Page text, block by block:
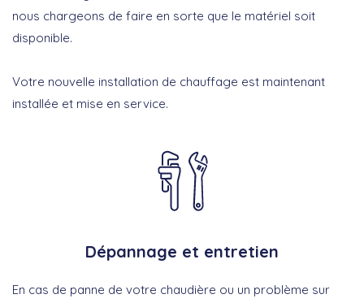
nous chargeons de faire en sorte que le matériel soit
disponible.
Votre nouvelle installation de chauffage est maintenant
installée et mise en service.
Dépannage et entretien
En cas de panne de votre chaudière ou un problème sur